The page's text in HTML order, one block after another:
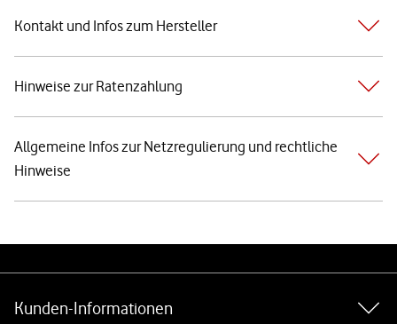
Kontakt und Infos zum Hersteller
Hinweise zur Ratenzahlung
Allgemeine Infos zur Netzregulierung und rechtliche
Hinweise
Kunden-Informationen